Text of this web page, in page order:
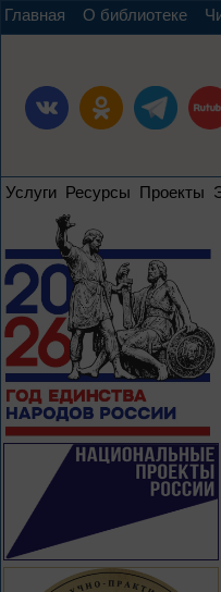
Главная О библиотеке
Услуги Ресурсы Проекты